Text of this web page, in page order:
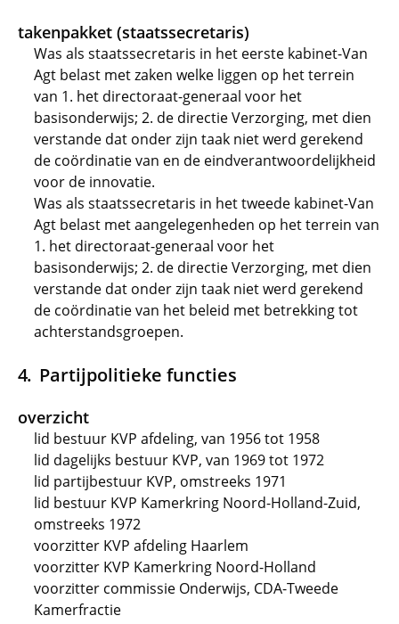
takenpakket (staatssecretaris)
Was als staatssecretaris in het eerste kabinet-Van
Agt belast met zaken welke liggen op het terrein
van 1. het directoraat-generaal voor het
basisonderwijs; 2. de directie Verzorging, met dien
verstande dat onder zijn taak niet werd gerekend
de coördinatie van en de eindverantwoordelijkheid
voor de innovatie.
Was als staatssecretaris in het tweede kabinet-Van
Agt belast met aangelegenheden op het terrein van
1. het directoraat-generaal voor het
basisonderwijs; 2. de directie Verzorging, met dien
verstande dat onder zijn taak niet werd gerekend
de coördinatie van het beleid met betrekking tot
achterstandsgroepen.
Partijpolitieke functies
overzicht
lid bestuur KVP afdeling, van 1956 tot 1958
lid dagelijks bestuur KVP, van 1969 tot 1972
lid partijbestuur KVP, omstreeks 1971
lid bestuur KVP Kamerkring Noord-Holland-Zuid,
omstreeks 1972
voorzitter KVP afdeling Haarlem
voorzitter KVP Kamerkring Noord-Holland
voorzitter commissie Onderwijs, CDA-Tweede
Kamerfractie